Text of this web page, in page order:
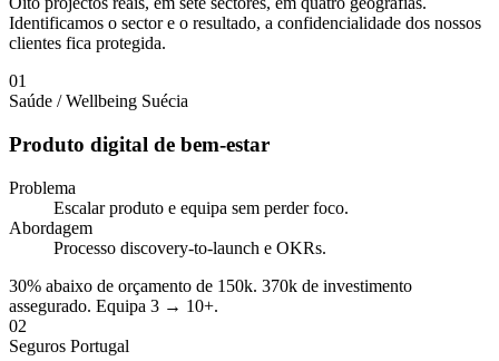
Identificamos o sector e o resultado, a confidencialidade dos nossos
clientes fica protegida.
01
Saúde / Wellbeing Suécia
Produto digital de bem-estar
Problema
Escalar produto e equipa sem perder foco.
Abordagem
Processo discovery-to-launch e OKRs.
30% abaixo de orçamento de 150k. 370k de investimento
assegurado. Equipa 3 → 10+.
02
Seguros Portugal